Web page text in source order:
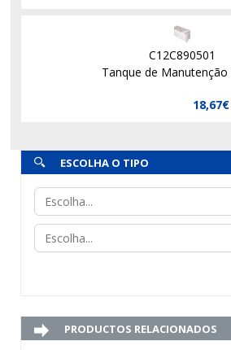
C12C890501
Tanque de Manutenção
18,67€
ESCOLHA O TIPO
PRODUCTOS RELACIONADOS